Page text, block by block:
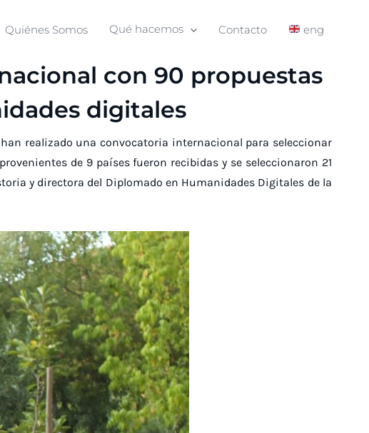
Quiénes Somos Qué hacemos Contacto eng
con 90 propuestas
digitales
realizado una convocatoria internacional para seleccionar
de 9 países fueron recibidas y se seleccionaron 21
y directora del Diplomado en Humanidades Digitales de la